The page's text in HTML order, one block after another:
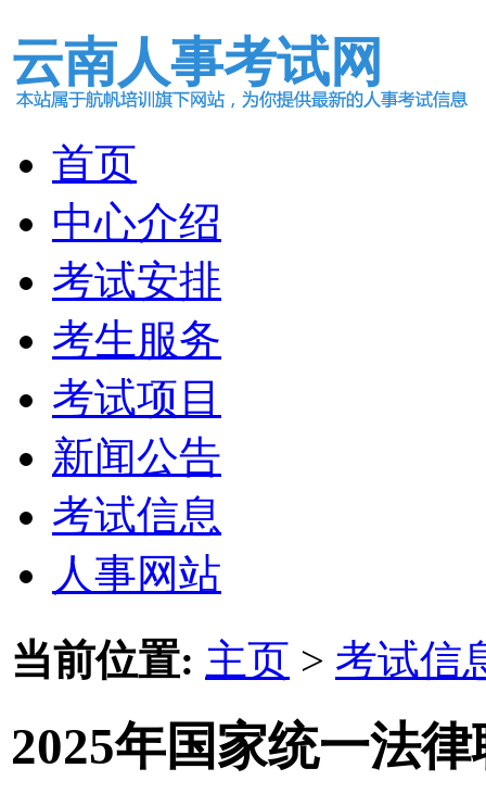
云南人事考试网
首页
中心介绍
考试安排
考生服务
考试项目
新闻公告
考试信息
人事网站
当前位置: 主页 > 考试信
2025年国家统一法